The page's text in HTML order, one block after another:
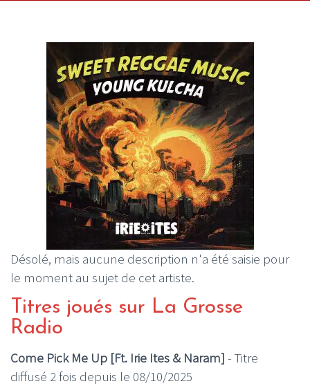
Désolé, mais aucune description n'a été saisie pour
le moment au sujet de cet artiste.
Titres joués sur La Grosse
Radio
Come Pick Me Up [Ft. Irie Ites & Naram] - Titre
diffusé 2 fois depuis le 08/10/2025